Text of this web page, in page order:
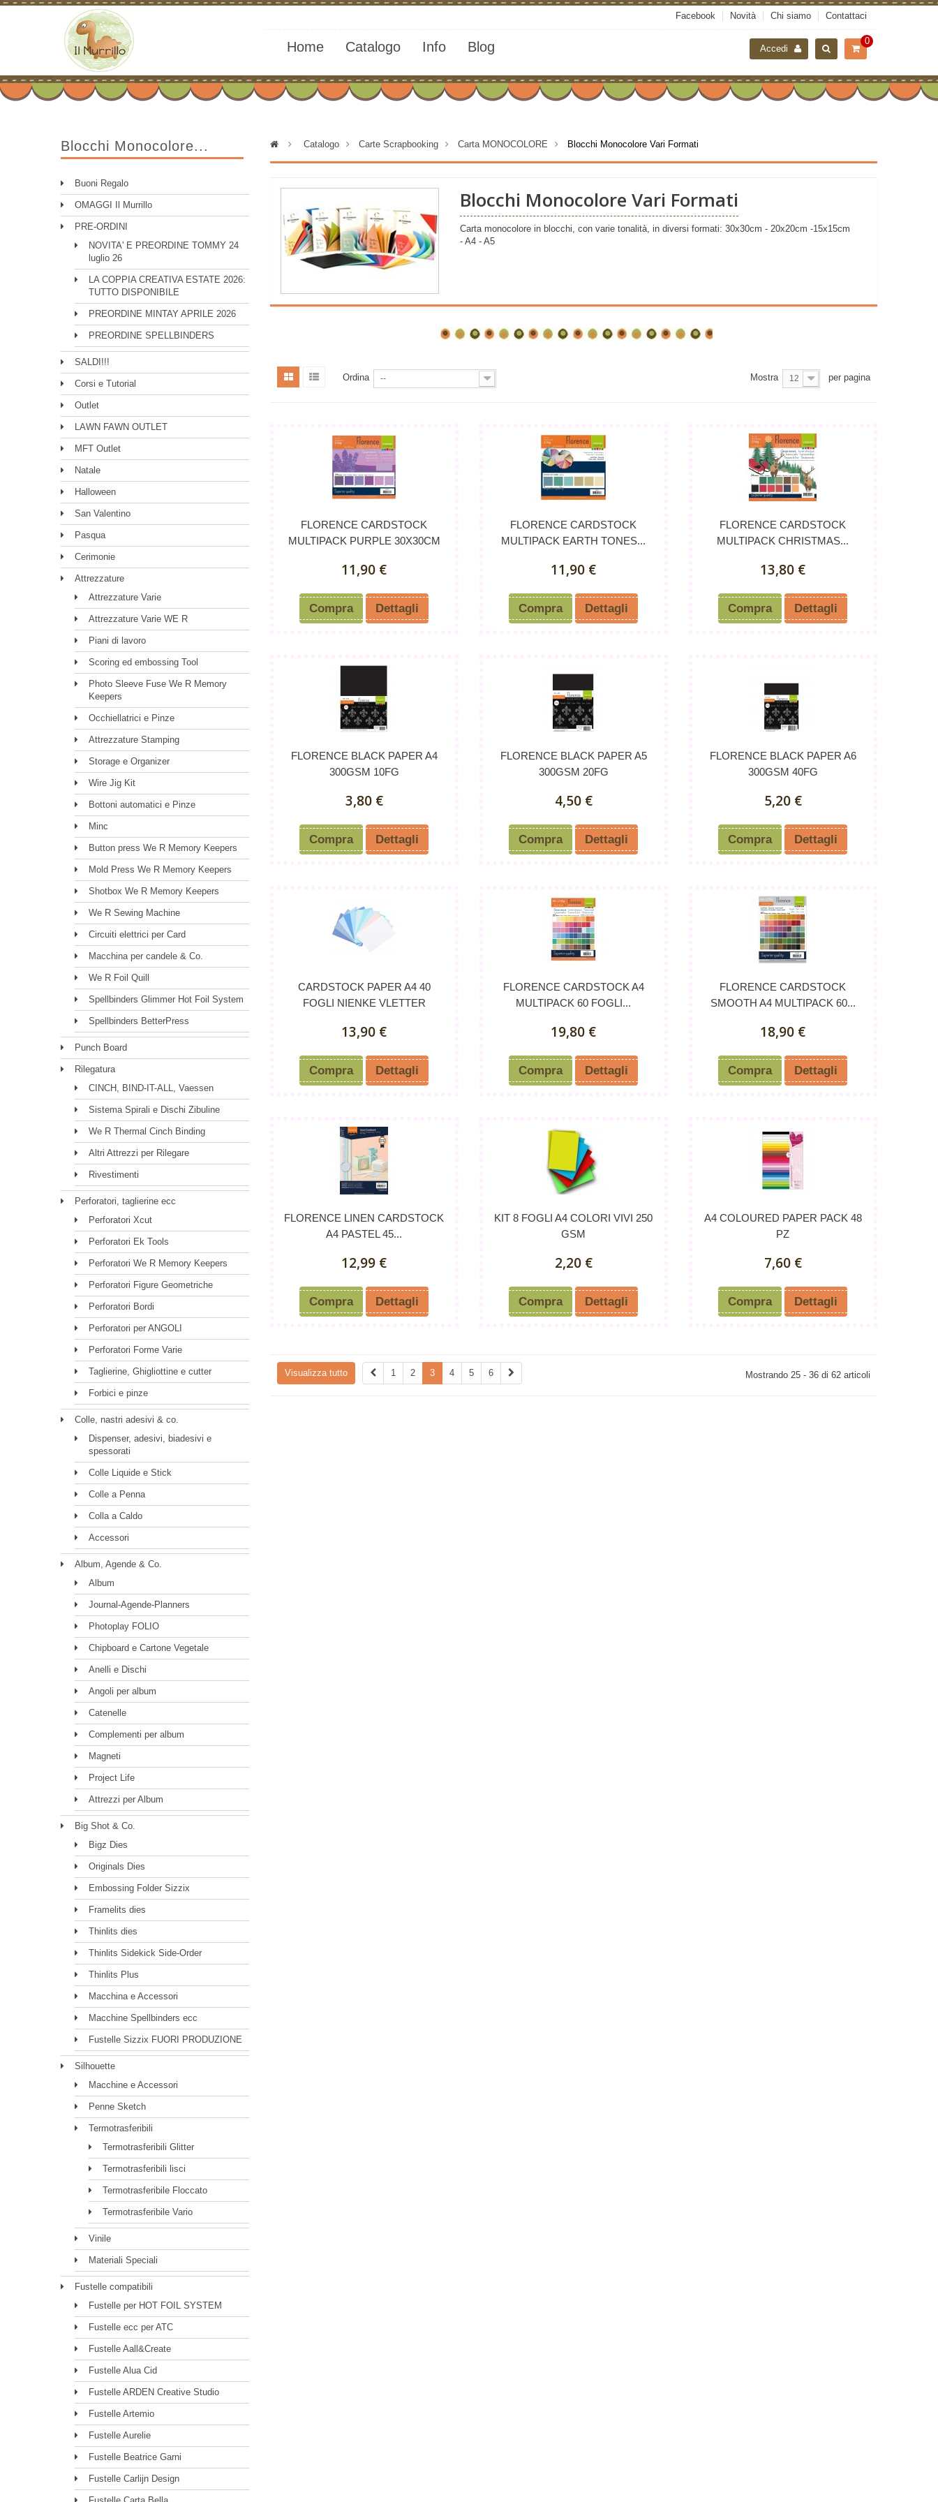
Facebook Novità Chi siamo Contattaci
0
Home Catalogo Info Blog Accedi
Blocchi Monocolore...
Buoni Regalo
OMAGGI Il Murrillo
PRE-ORDINI
NOVITA' E PREORDINE TOMMY 24
luglio 26
LA COPPIA CREATIVA ESTATE 2026:
TUTTO DISPONIBILE
PREORDINE MINTAY APRILE 2026
PREORDINE SPELLBINDERS
SALDI!!!
Corsi e Tutorial
Outlet
LAWN FAWN OUTLET
MFT Outlet
Natale
Halloween
San Valentino
Pasqua
Cerimonie
Attrezzature
Attrezzature Varie
Attrezzature Varie WE R
Piani di lavoro
Scoring ed embossing Tool
Photo Sleeve Fuse We R Memory
Keepers
Occhiellatrici e Pinze
Attrezzature Stamping
Storage e Organizer
Wire Jig Kit
Bottoni automatici e Pinze
Minc
Button press We R Memory Keepers
Mold Press We R Memory Keepers
Shotbox We R Memory Keepers
We R Sewing Machine
Circuiti elettrici per Card
Macchina per candele & Co.
We R Foil Quill
Spellbinders Glimmer Hot Foil System
Spellbinders BetterPress
Punch Board
Rilegatura
CINCH, BIND-IT-ALL, Vaessen
Sistema Spirali e Dischi Zibuline
We R Thermal Cinch Binding
Altri Attrezzi per Rilegare
Rivestimenti
Perforatori, taglierine ecc
Perforatori Xcut
Perforatori Ek Tools
Perforatori We R Memory Keepers
Perforatori Figure Geometriche
Perforatori Bordi
Perforatori per ANGOLI
Perforatori Forme Varie
Taglierine, Ghigliottine e cutter
Forbici e pinze
Colle, nastri adesivi & co.
Dispenser, adesivi, biadesivi e
spessorati
Colle Liquide e Stick
Colle a Penna
Colla a Caldo
Accessori
Album, Agende & Co.
Album
Journal-Agende-Planners
Photoplay FOLIO
Chipboard e Cartone Vegetale
Anelli e Dischi
Angoli per album
Catenelle
Complementi per album
Magneti
Project Life
Attrezzi per Album
Big Shot & Co.
Bigz Dies
Originals Dies
Embossing Folder Sizzix
Framelits dies
Thinlits dies
Thinlits Sidekick Side-Order
Thinlits Plus
Macchina e Accessori
Macchine Spellbinders ecc
Fustelle Sizzix FUORI PRODUZIONE
Silhouette
Macchine e Accessori
Penne Sketch
Termotrasferibili
Termotrasferibili Glitter
Termotrasferibili lisci
Termotrasferibile Floccato
Termotrasferibile Vario
Vinile
Materiali Speciali
Fustelle compatibili
Fustelle per HOT FOIL SYSTEM
Fustelle ecc per ATC
Fustelle Aall&Create
Fustelle Alua Cid
Fustelle ARDEN Creative Studio
Fustelle Artemio
Fustelle Aurelie
Fustelle Beatrice Garni
Fustelle Carlijn Design
> Catalogo > Carte Scrapbooking > Carta MONOCOLORE > Blocchi Monocolore Vari Formati
Blocchi Monocolore Vari Formati
Carta monocolore in blocchi, con varie tonalità, in diversi formati: 30x30cm - 20x20cm -15x15cm
- A4 - A5
Ordina -- Mostra 12 per pagina
FLORENCE CARDSTOCK
MULTIPACK PURPLE 30X30CM
11,90 €
Compra Dettagli
FLORENCE CARDSTOCK
MULTIPACK EARTH TONES...
11,90 €
Compra Dettagli
FLORENCE CARDSTOCK
MULTIPACK CHRISTMAS...
13,80 €
Compra Dettagli
FLORENCE BLACK PAPER A4
300GSM 10FG
3,80 €
Compra Dettagli
FLORENCE BLACK PAPER A5
300GSM 20FG
4,50 €
Compra Dettagli
FLORENCE BLACK PAPER A6
300GSM 40FG
5,20 €
Compra Dettagli
CARDSTOCK PAPER A4 40
FOGLI NIENKE VLETTER
13,90 €
Compra Dettagli
FLORENCE CARDSTOCK A4
MULTIPACK 60 FOGLI...
19,80 €
Compra Dettagli
FLORENCE CARDSTOCK
SMOOTH A4 MULTIPACK 60...
18,90 €
Compra Dettagli
FLORENCE LINEN CARDSTOCK
A4 PASTEL 45...
12,99 €
Compra Dettagli
KIT 8 FOGLI A4 COLORI VIVI 250
GSM
2,20 €
Compra Dettagli
A4 COLOURED PAPER PACK 48
PZ
7,60 €
Compra Dettagli
Visualizza tutto 1 2 3 4 5 6 Mostrando 25 - 36 di 62 articoli